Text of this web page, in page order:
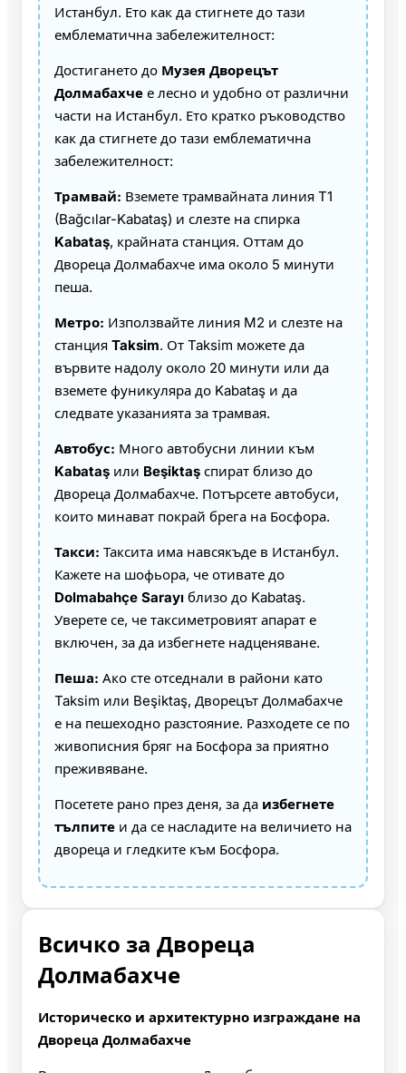
Истанбул. Ето как да стигнете до тази
емблематична забележителност:
Достигането до Музея Дворецът
Долмабахче е лесно и удобно от различни
части на Истанбул. Ето кратко ръководство
как да стигнете до тази емблематична
забележителност:
Трамвай: Вземете трамвайната линия T1
(Bağcılar-Kabataş) и слезте на спирка
Kabataş, крайната станция. Оттам до
Двореца Долмабахче има около 5 минути
пеша.
Метро: Използвайте линия M2 и слезте на
станция Taksim. От Taksim можете да
вървите надолу около 20 минути или да
вземете фуникуляра до Kabataş и да
следвате указанията за трамвая.
Автобус: Много автобусни линии към
Kabataş или Beşiktaş спират близо до
Двореца Долмабахче. Потърсете автобуси,
които минават покрай брега на Босфора.
Такси: Таксита има навсякъде в Истанбул.
Кажете на шофьора, че отивате до
Dolmabahçe Sarayı близо до Kabataş.
Уверете се, че таксиметровият апарат е
включен, за да избегнете надценяване.
Пеша: Ако сте отседнали в райони като
Taksim или Beşiktaş, Дворецът Долмабахче
е на пешеходно разстояние. Разходете се по
живописния бряг на Босфора за приятно
преживяване.
Посетете рано през деня, за да избегнете
тълпите и да се насладите на величието на
двореца и гледките към Босфора.
Всичко за Двореца
Долмабахче
Историческо и архитектурно изграждане на
Двореца Долмабахче